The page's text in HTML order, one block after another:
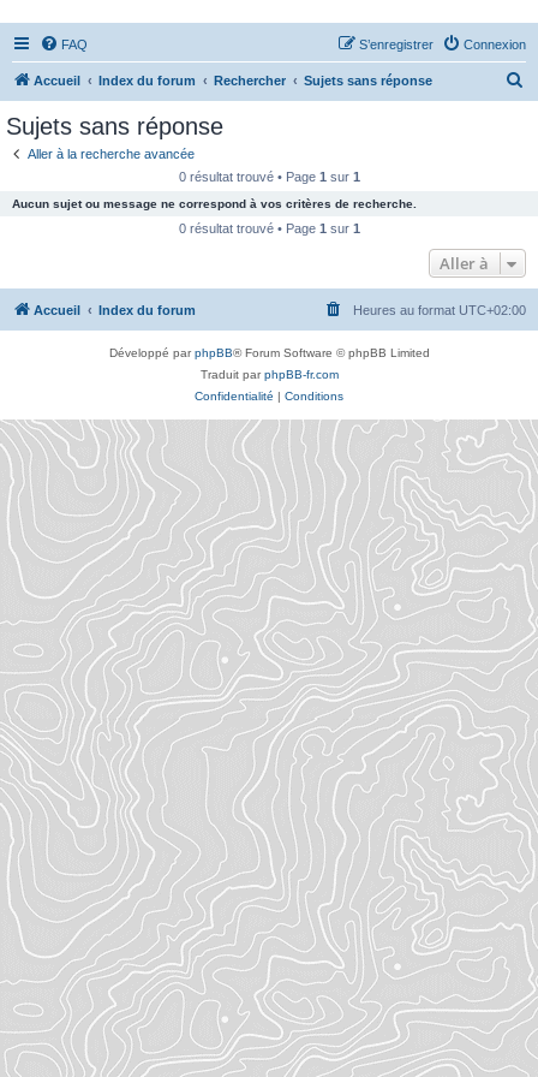
FAQ Connexion
S’enregistrer
Accueil Index du forum Rechercher Sujets sans réponse
c
e
Sujets sans réponse
Aller à la recherche avancée
0 résultat trouvé • Page 1 sur 1
Aucun sujet ou message ne correspond à vos critères de recherche.
0 résultat trouvé • Page 1 sur 1
Aller à
Accueil Index du forum Heures au format UTC+02:00
Développé parphpBB® Forum Software © phpBB Limited
Traduit parphpBB-fr.com
Confidentialité | Conditions